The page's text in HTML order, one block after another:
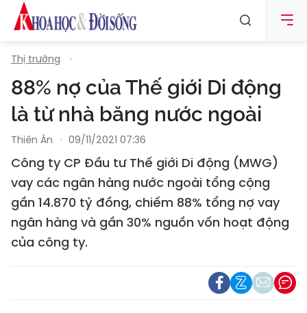
Thị trường
88% nợ của Thế giới Di động
là từ nhà băng nước ngoài
Thiên Ân 09/11/2021 07:36
Công ty CP Đầu tư Thế giới Di động (MWG)
vay các ngân hàng nước ngoài tổng cộng
gần 14.870 tỷ đồng, chiếm 88% tổng nợ vay
ngân hàng và gần 30% nguồn vốn hoạt động
của công ty.